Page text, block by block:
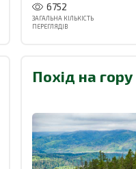
6752
ЗАГАЛЬНА КІЛЬКІСТЬ
ПЕРЕГЛЯДІВ
Похід на